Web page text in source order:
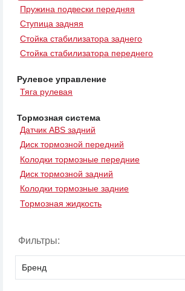
Пружина подвески передняя
Ступица задняя
Стойка стабилизатора заднего
Стойка стабилизатора переднего
Рулевое управление
Тяга рулевая
Тормозная система
Датчик ABS задний
Диск тормозной передний
Колодки тормозные передние
Диск тормозной задний
Колодки тормозные задние
Тормозная жидкость
Фильтры:
Бренд